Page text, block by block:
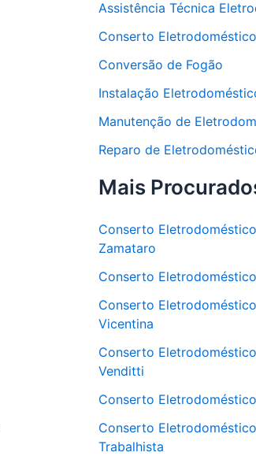
Assistência Técnica
Conserto
Conversão de Fogão
Instalação
Manutenção de
Reparo de
Mais
Conserto
Zamataro
Conserto
Conserto
Vicentina
Conserto
Venditti
Conserto
Conserto
Trabalhista